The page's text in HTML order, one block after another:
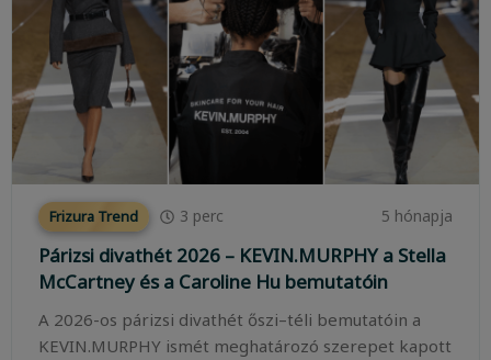
Frizura Trend 3 perc 5 hónapja
Párizsi divathét 2026 – KEVIN.MURPHY a Stella
McCartney és a Caroline Hu bemutatóin
A 2026-os párizsi divathét őszi–téli bemutatóin a
KEVIN.MURPHY ismét meghatározó szerepet kapott